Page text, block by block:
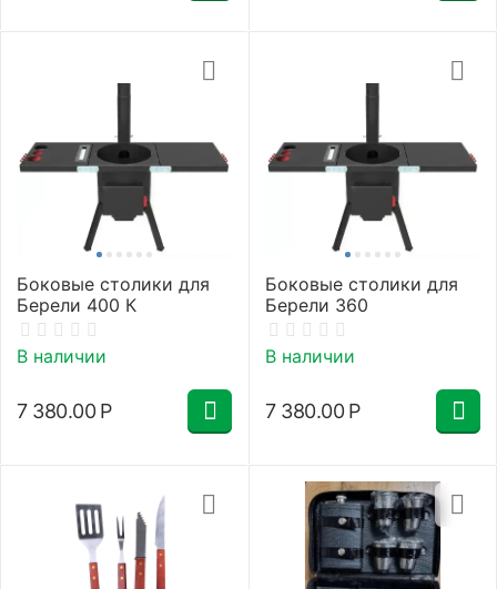
Боковые столики для
Берели 400 К
В наличии
7 380.00 Р
Боковые столики для
Берели 360
В наличии
7 380.00 Р